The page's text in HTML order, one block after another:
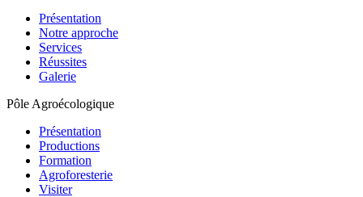
Présentation
Notre approche
Services
Réussites
Galerie
Pôle Agroécologique
Présentation
Productions
Formation
Agroforesterie
Visiter